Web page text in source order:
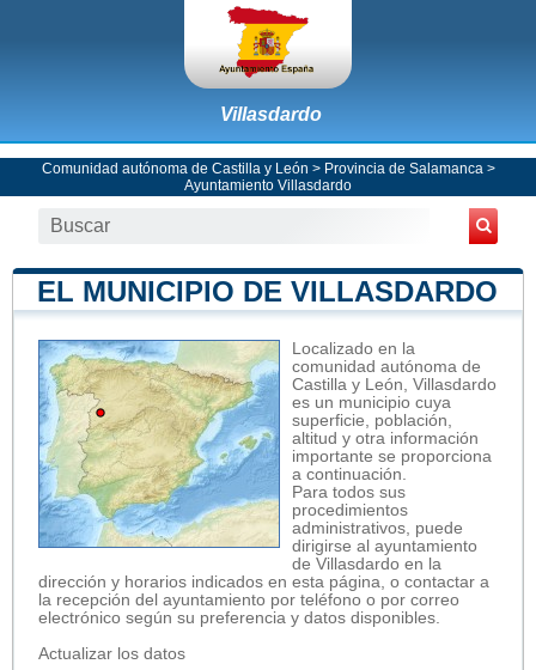
Villasdardo
Comunidad autónoma de Castilla y León > Provincia de Salamanca >
Ayuntamiento Villasdardo
EL MUNICIPIO DE VILLASDARDO
Localizado en la
comunidad autónoma de
Castilla y León, Villasdardo
es un municipio cuya
superficie, población,
altitud y otra información
importante se proporciona
a continuación.
Para todos sus
procedimientos
administrativos, puede
dirigirse al ayuntamiento
de Villasdardo en la
dirección y horarios indicados en esta página, o contactar a
la recepción del ayuntamiento por teléfono o por correo
electrónico según su preferencia y datos disponibles.
Actualizar los datos